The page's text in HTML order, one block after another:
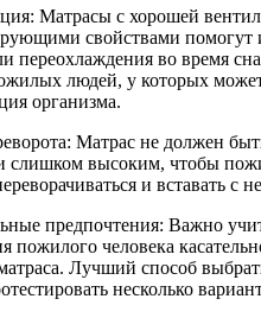
Матрасы с хорошей
свойствами помогут
переохлаждения во время
людей, у которых
организма.
Матрас не должен
слишком высоким, чтобы
и вставать с
предпочтения: Важно
пожилого человека
Лучший способ
несколько